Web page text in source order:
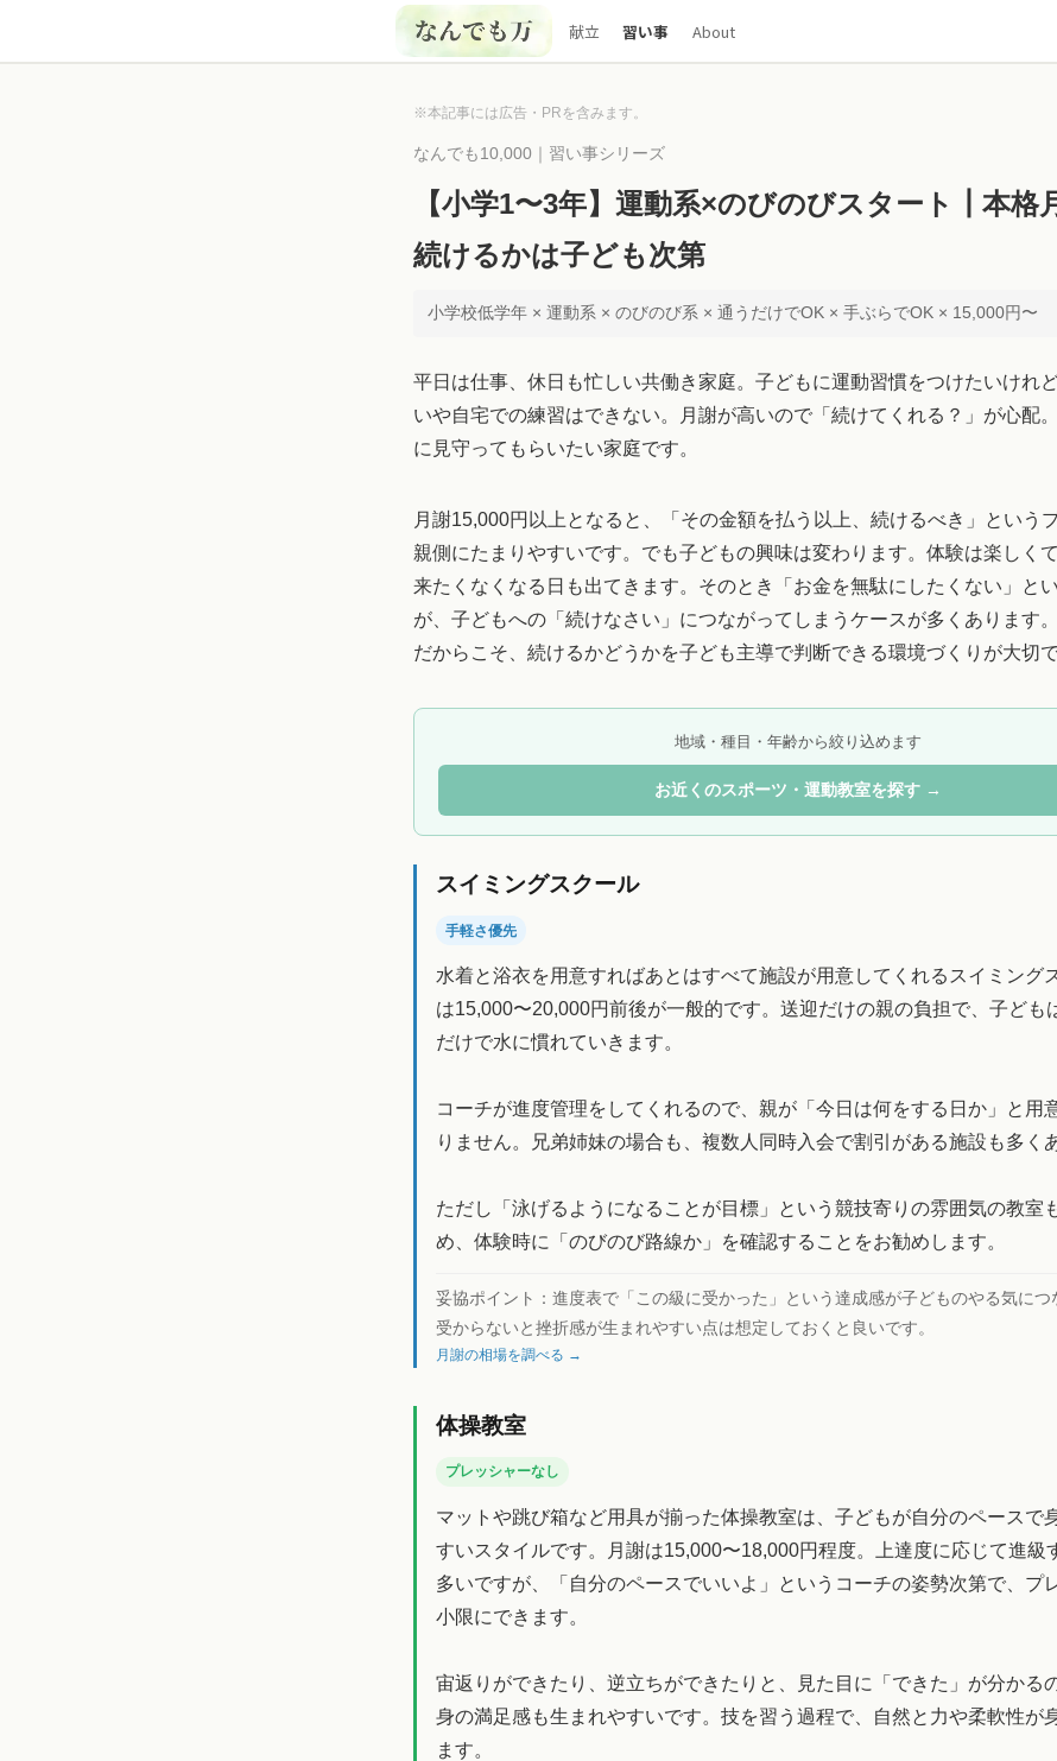
献立 習い事 About
※本記事には広告・PRを含みます。
なんでも10,000｜習い事シリーズ
【小学1〜3年】運動系×のびのびスタート┃本格
続けるかは子ども次第
小学校低学年 × 運動系 × のびのび系 × 通うだけでOK × 手ぶらでOK × 15,000円〜
平日は仕事、休日も忙しい共働き家庭。子どもに運動習慣をつけたいけれ
いや自宅での練習はできない。月謝が高いので「続けてくれる？」が心配
に見守ってもらいたい家庭です。
月謝15,000円以上となると、「その金額を払う以上、続けるべき」という
親側にたまりやすいです。でも子どもの興味は変わります。体験は楽しく
来たくなくなる日も出てきます。そのとき「お金を無駄にしたくない」と
が、子どもへの「続けなさい」につながってしまうケースが多くあります
だからこそ、続けるかどうかを子ども主導で判断できる環境づくりが大切で
地域・種目・年齢から絞り込めます
お近くのスポーツ・運動教室を探す →
スイミングスクール
手軽さ優先
水着と浴衣を用意すればあとはすべて施設が用意してくれるスイミング
は15,000〜20,000円前後が一般的です。送迎だけの親の負担で、子ども
だけで水に慣れていきます。
コーチが進度管理をしてくれるので、親が「今日は何をする日か」と用
りません。兄弟姉妹の場合も、複数人同時入会で割引がある施設も多く
ただし「泳げるようになることが目標」という競技寄りの雰囲気の教室
め、体験時に「のびのび路線か」を確認することをお勧めします。
妥協ポイント： 進度表で「この級に受かった」という達成感が子どものやる気につ
受からないと挫折感が生まれやすい点は想定しておくと良いです。
月謝の相場を調べる →
体操教室
プレッシャーなし
マットや跳び箱など用具が揃った体操教室は、子どもが自分のペースで
すいスタイルです。月謝は15,000〜18,000円程度。上達度に応じて進級
多いですが、「自分のペースでいいよ」というコーチの姿勢次第で、プ
小限にできます。
宙返りができたり、逆立ちができたりと、見た目に「できた」が分かる
身の満足感も生まれやすいです。技を習う過程で、自然と力や柔軟性が
ます。